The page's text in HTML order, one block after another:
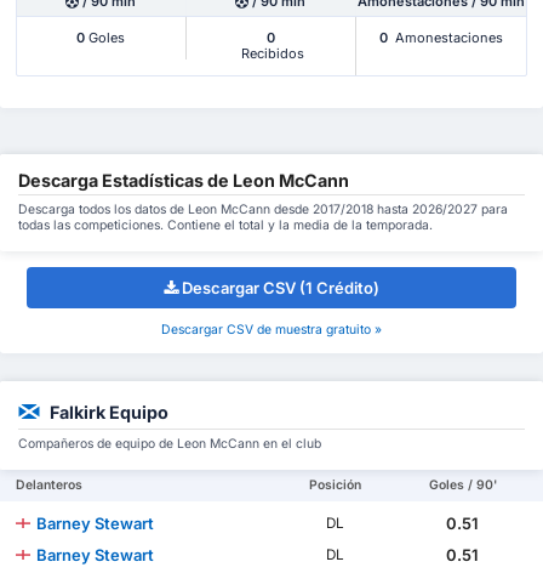
0 Goles
0
Recibidos
0 Amonestaciones
Descarga Estadísticas de Leon McCann
Descarga todos los datos de Leon McCann desde 2017/2018 hasta 2026/2027 para
todas las competiciones. Contiene el total y la media de la temporada.
Descargar CSV (1 Crédito)
Descargar CSV de muestra gratuito »
Falkirk Equipo
Compañeros de equipo de Leon McCann en el club
Delanteros Posición Goles / 90'
Barney Stewart DL
0.51
Barney Stewart
DL 0.51